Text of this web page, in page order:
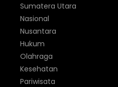
Sumatera Utara
Nasional
Nusantara
Hukum
Olahraga
Kesehatan
Pariwisata